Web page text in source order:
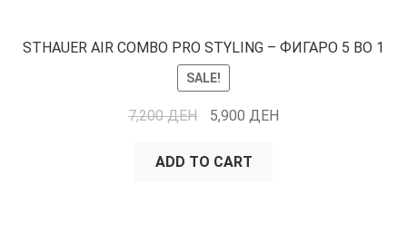
STHAUER AIR COMBO PRO STYLING – ФИГАРО 5 ВО 1
SALE!
7,200ДЕН 5,900 ДЕН
ADD TO CART